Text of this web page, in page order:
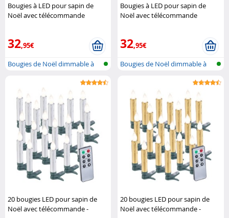
Bougies à LED pour sapin de
Noël avec télécommande
32,95€
Bougies de Noël dimmable à
Bougies à LED pour sapin de
Noël avec télécommande
32,95€
Bougies de Noël dimmable à
20 bougies LED pour sapin de
Noël avec télécommande -
20 bougies LED pour sapin de
Noël avec télécommande -